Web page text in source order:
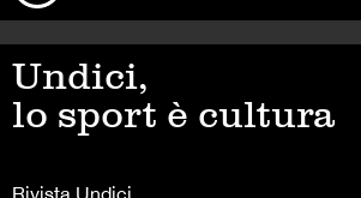
Undici,
lo sport è cultura
Rivista Undici